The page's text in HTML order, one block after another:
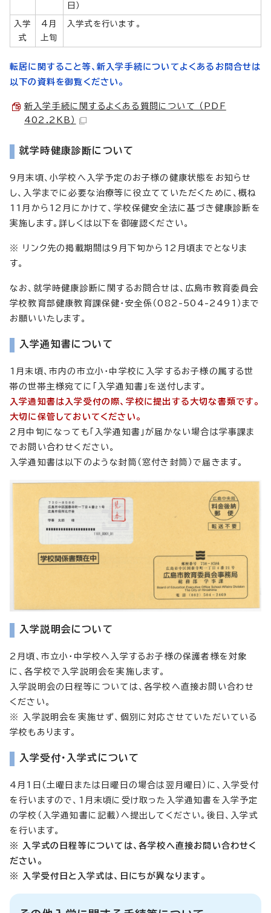
日）
入学
式
4月
上旬
入学式を行います。
転居に関すること等、新入学手続についてよくあるお問合せは
以下の資料を御覧ください。
新入学手続に関するよくある質問について （PDF
402.2KB）
就学時健康診断について
9月末頃、小学校へ入学予定のお子様の健康状態をお知らせ
し、入学までに必要な治療等に役立てていただくために、概ね
11月から12月にかけて、学校保健安全法に基づき健康診断を
実施します。詳しくは以下を御確認ください。
※ リンク先の掲載期間は9月下旬から12月頃までとなりま
す。
なお、就学時健康診断に関するお問合せは、広島市教育委員会
学校教育部健康教育課保健・安全係（082-504-2491）まで
お願いいたします。
入学通知書について
1月末頃、市内の市立小・中学校に入学するお子様の属する世
帯の世帯主様宛てに「入学通知書」を送付します。
入学通知書は入学受付の際、学校に提出する大切な書類です。
大切に保管しておいてください。
2月中旬になっても「入学通知書」が届かない場合は学事課ま
でお問い合わせください。
入学通知書は以下のような封筒（窓付き封筒）で届きます。
入学説明会について
2月頃、市立小・中学校へ入学するお子様の保護者様を対象
に、各学校で入学説明会を実施します。
入学説明会の日程等については、各学校へ直接お問い合わせ
ください。
※ 入学説明会を実施せず、個別に対応させていただいている
学校もあります。
入学受付・入学式について
4月1日（土曜日または日曜日の場合は翌月曜日）に、入学受付
を行いますので、1月末頃に受け取った入学通知書を入学予定
の学校（入学通知書に記載）へ提出してください。後日、入学式
を行います。
※ 入学式の日程等については、各学校へ直接お問い合わせく
ださい。
※ 入学受付日と入学式は、日にちが異なります。